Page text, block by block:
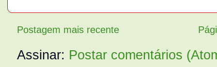
Postagem mais recente
Assinar: Postar comentários